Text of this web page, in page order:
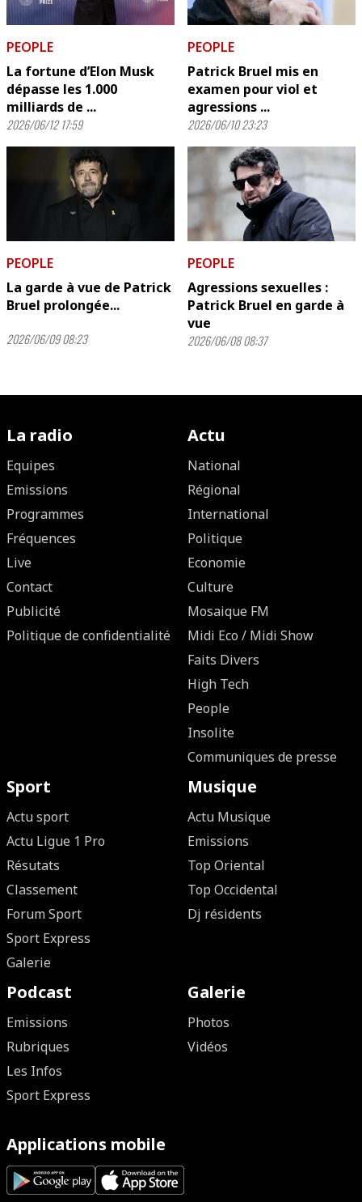
PEOPLE
La fortune d’Elon Musk
dépasse les 1.000
milliards de ...
2026/06/12 17:59
PEOPLE
Patrick Bruel mis en
examen pour viol et
agressions ...
2026/06/10 23:23
PEOPLE
La garde à vue de Patrick
Bruel prolongée...
2026/06/09 08:23
PEOPLE
Agressions sexuelles :
Patrick Bruel en garde à
vue
2026/06/08 08:37
La radio
Equipes
Emissions
Programmes
Fréquences
Live
Contact
Publicité
Politique de confidentialité
Actu
National
Régional
International
Politique
Economie
Culture
Mosaique FM
Midi Eco / Midi Show
Faits Divers
High Tech
People
Insolite
Communiques de presse
Sport
Actu sport
Actu Ligue 1 Pro
Résutats
Classement
Forum Sport
Sport Express
Galerie
Musique
Actu Musique
Emissions
Top Oriental
Top Occidental
Dj résidents
Podcast
Emissions
Rubriques
Les Infos
Sport Express
Galerie
Photos
Vidéos
Applications mobile